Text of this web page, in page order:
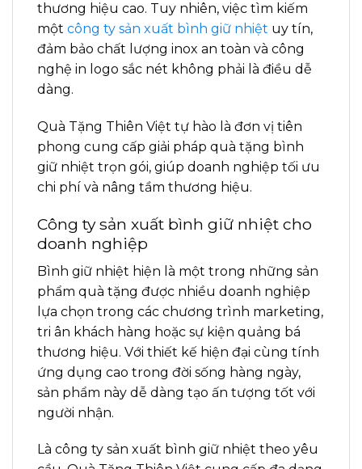
thương hiệu cao. Tuy nhiên, việc tìm kiếm
một công ty sản xuất bình giữ nhiệt uy tín,
đảm bảo chất lượng inox an toàn và công
nghệ in logo sắc nét không phải là điều dễ
dàng.
Quà Tặng Thiên Việt tự hào là đơn vị tiên
phong cung cấp giải pháp quà tặng bình
giữ nhiệt trọn gói, giúp doanh nghiệp tối ưu
chi phí và nâng tầm thương hiệu.
Công ty sản xuất bình giữ nhiệt cho
doanh nghiệp
Bình giữ nhiệt hiện là một trong những sản
phẩm quà tặng được nhiều doanh nghiệp
lựa chọn trong các chương trình marketing,
tri ân khách hàng hoặc sự kiện quảng bá
thương hiệu. Với thiết kế hiện đại cùng tính
ứng dụng cao trong đời sống hàng ngày,
sản phẩm này dễ dàng tạo ấn tượng tốt với
người nhận.
Là công ty sản xuất bình giữ nhiệt theo yêu